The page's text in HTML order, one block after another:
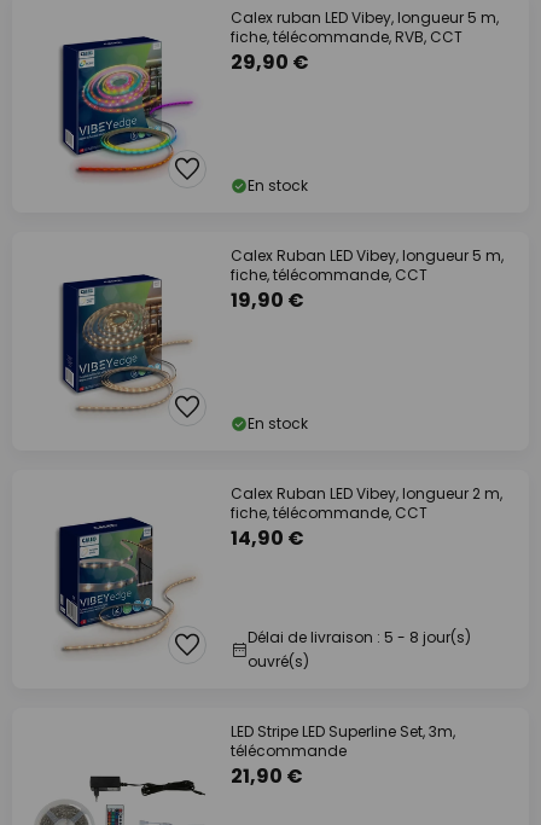
Calex ruban LED Vibey, longueur 5 m,
fiche, télécommande, RVB, CCT
29,90 €
En stock
Calex Ruban LED Vibey, longueur 5 m,
fiche, télécommande, CCT
19,90 €
En stock
Calex Ruban LED Vibey, longueur 2 m,
fiche, télécommande, CCT
14,90 €
Délai de livraison : 5 - 8 jour(s)
ouvré(s)
LED Stripe LED Superline Set, 3m,
télécommande
21,90 €